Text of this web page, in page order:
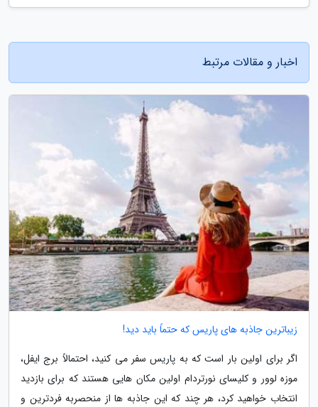
اخبار و مقالات مرتبط
زیباترین جاذبه های پاریس که حتماً باید دید!
اگر برای اولین بار است که به پاریس سفر می کنید، احتمالاً برج ایفل،
موزه لوور و کلیسای نورتردام اولین مکان هایی هستند که برای بازدید
انتخاب خواهید کرد، هر چند که این جاذبه ها از منحصربه فردترین و